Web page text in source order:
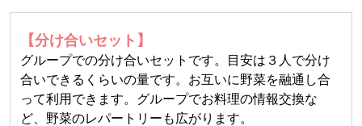
【分け合いセット】
グループでの分け合いセットです。目安は３人で分け
合いできるくらいの量です。お互いに野菜を融通し合
って利用できます。グループでお料理の情報交換な
ど、野菜のレパートリーも広がります。